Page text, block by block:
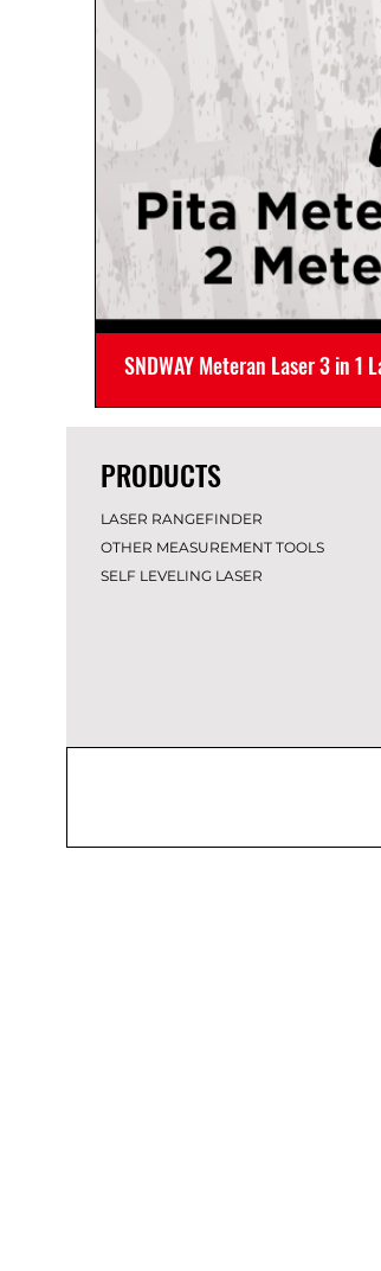
SNDWAY Meteran Laser 3 in
PRODUCTS
LASER RANGEFINDER
OTHER MEASUREMENT TOOLS
SELF LEVELING LASER